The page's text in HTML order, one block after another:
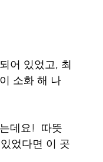
어 있었고, 최
소화 해 나
데요!  따뜻
었다면 이 곳